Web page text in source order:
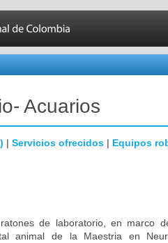
Acuarios
| Servicios ofrecidos | Equipos
de laboratorio, en marco
animal de la Maestria en